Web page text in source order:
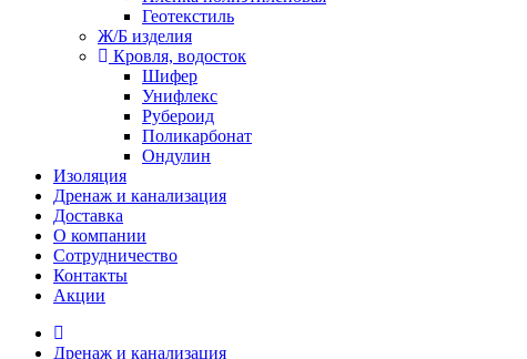
Геотекстиль
Ж/Б изделия
Кровля, водосток
Шифер
Унифлекс
Рубероид
Поликарбонат
Ондулин
Изоляция
Дренаж и канализация
Доставка
О компании
Cотрудничество
Контакты
Акции
Дренаж и канализация